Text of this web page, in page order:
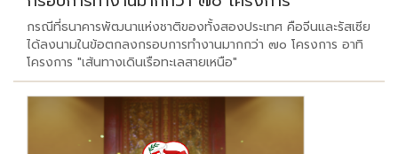
กรณีที่ธนาคารพัฒนาแห่งชาติของทั้งสองประเทศ คือจีนและรัสเซีย
ได้ลงนามในข้อตกลงกรอบการทำงานมากกว่า ๗๐ โครงการ อาทิ
โครงการ "เส้นทางเดินเรือทะเลสายเหนือ"